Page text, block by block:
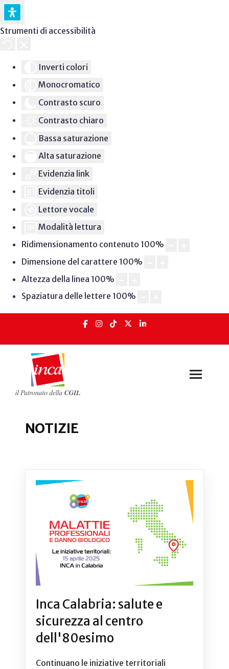
Strumenti di accessibilità
Inverti colori
Monocromatico
Contrasto scuro
Contrasto chiaro
Bassa saturazione
Alta saturazione
Evidenzia link
Evidenzia titoli
Lettore vocale
Modalità lettura
Ridimensionamento contenuto 100%
Dimensione del carattere 100%
Altezza della linea 100%
Spaziatura delle lettere 100%
NOTIZIE
Inca Calabria: salute e
sicurezza al centro
dell'80esimo
Continuano le iniziative territoriali